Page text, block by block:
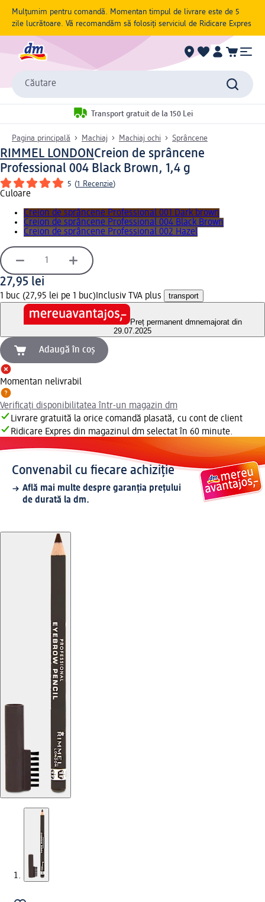
Mulțumim pentru comandă. Momentan timpul de livrare este de 5
zile lucrătoare. Vă recomandăm să folosiți serviciul de Ridicare Expres
Căutare
Transport gratuit de la 150 Lei
Pagina principală Machiaj Machiaj ochi Sprâncene
RIMMEL LONDONCreion de sprâncene
Professional 004 Black Brown, 1,4 g
5 (1 Recenzie)
Culoare
Creion de sprâncene Professional 001 Dark brown
Creion de sprâncene Professional 004 Black Brown
Creion de sprâncene Professional 002 Hazel
27,95 lei
1 buc (27,95 lei pe 1 buc) Inclusiv TVA plus transport
Preț permanent dmnemajorat din
29.07.2025
Adaugă în coș
Momentan nelivrabil
Verificați disponibilitatea într-un magazin dm
Livrare gratuită la orice comandă plasată, cu cont de client
Ridicare Expres din magazinul dm selectat în 60 minute.
Convenabil cu fiecare achiziție
Află mai multe despre garanția prețului
de durată la dm.